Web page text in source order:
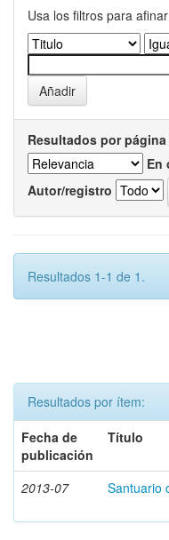
Usa los filtros para
Resultados por página
En
Autor/registro
Resultados 1-1 de 1.
Resultados por ítem:
Fecha de
publicación
Título
2013-07 Santuario